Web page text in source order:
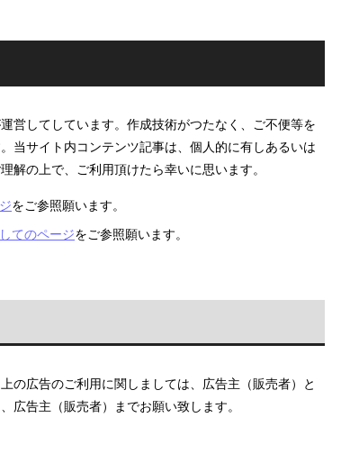
営してしています。作成技術がつたなく、ご不便等を
当サイト内コンテンツ記事は、個人的に有しあるいは
解の上で、ご利用頂けたら幸いに思います。
をご参照願います。
てのページをご参照願います。
の広告のご利用に関しましては、広告主（販売者）と
広告主（販売者）までお願い致します。